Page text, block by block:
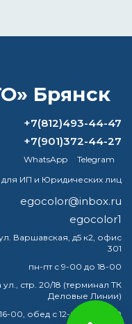
металл перед
+7(812)493-44-47
+7(901)372-44-27
WhatsApp
Telegram
для ИП и Юридических лиц
egocolor@inbox.ru
egocolor1
Варшавская, д5 к2, офис
301
пн-пт с 9-00 до 18-00
стр. 20/18 (терминал ТК
Деловые Линии)
00, обед с 12-00 до 13-00